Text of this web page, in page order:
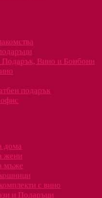
Подарък, Вино и Бонбони
подарък
дома
жени
мъже
с вино
и Подаръци